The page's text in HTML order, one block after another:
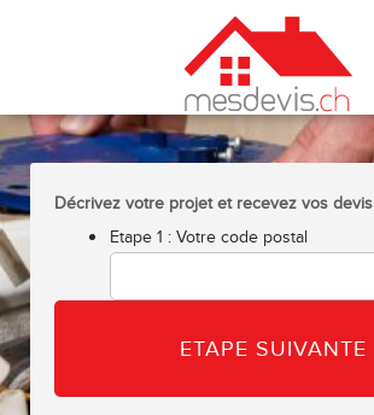
Décrivez votre projet et recevez vos
Etape 1 : Votre code postal